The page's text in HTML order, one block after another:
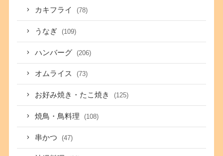
カキフライ (78)
うなぎ (109)
ハンバーグ (206)
オムライス (73)
お好み焼き・たこ焼き (125)
焼鳥・鳥料理 (108)
串かつ (47)